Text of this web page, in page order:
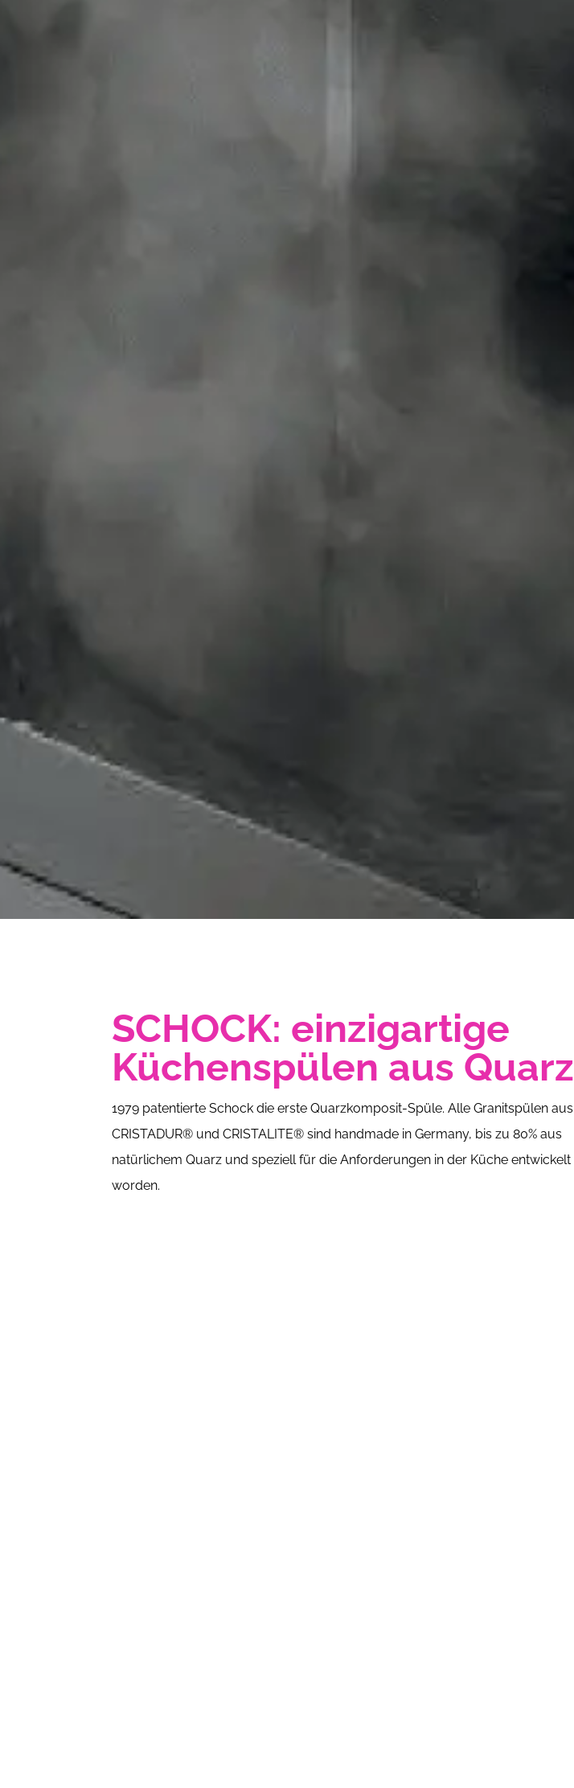
SCHOCK: einzigartige
Küchenspülen aus Quarz
1979 patentierte Schock die erste Quarzkomposit-Spüle. Alle Granitspülen aus
CRISTADUR® und CRISTALITE® sind handmade in Germany, bis zu 80% aus
natürlichem Quarz und speziell für die Anforderungen in der Küche entwickelt
worden.